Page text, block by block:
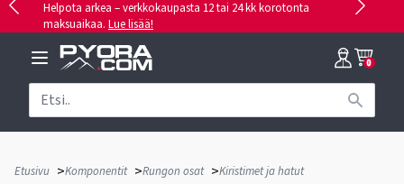
Helpota arkea – verkkokaupasta 12 tai 24 kk korotonta
maksuaikaa. Lue lisää!
0
Etusivu >Komponentit >Rungon osat >Kiristimet ja hatut